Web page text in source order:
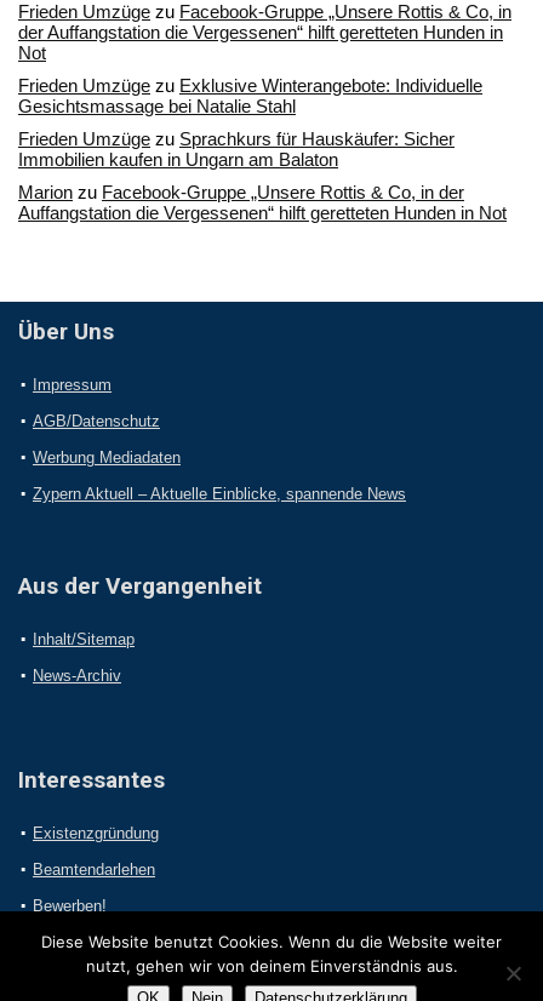
Frieden Umzüge zu Facebook-Gruppe „Unsere Rottis & Co, in
der Auffangstation die Vergessenen“ hilft geretteten Hunden in
Not
Frieden Umzüge zu Exklusive Winterangebote: Individuelle
Gesichtsmassage bei Natalie Stahl
Frieden Umzüge zu Sprachkurs für Hauskäufer: Sicher
Immobilien kaufen in Ungarn am Balaton
Marion zu Facebook-Gruppe „Unsere Rottis & Co, in der
Auffangstation die Vergessenen“ hilft geretteten Hunden in Not
Über Uns
Impressum
AGB/Datenschutz
Werbung Mediadaten
Zypern Aktuell – Aktuelle Einblicke, spannende News
Aus der Vergangenheit
Inhalt/Sitemap
News-Archiv
Interessantes
Existenzgründung
Beamtendarlehen
Bewerben!
Diese Website benutzt Cookies. Wenn du die Website weiter
nutzt, gehen wir von deinem Einverständnis aus.